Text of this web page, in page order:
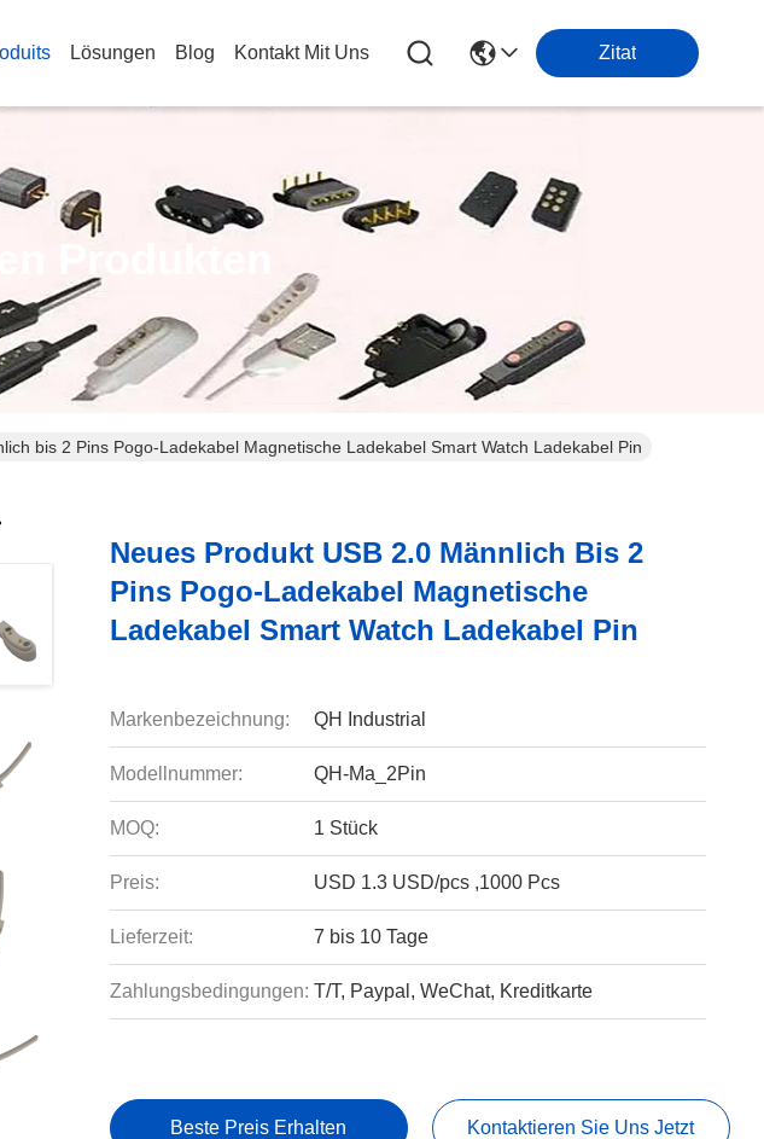
Lösungen Blog Kontakt Mit Uns Zitat
Produkten
bis 2 Pins Pogo-Ladekabel Magnetische Ladekabel Smart Watch Ladekabel Pin
Neues Produkt USB 2.0 Männlich Bis 2
Pins Pogo-Ladekabel Magnetische
Ladekabel Smart Watch Ladekabel Pin
Markenbezeichnung: QH Industrial
Modellnummer: QH-Ma_2Pin
MOQ: 1 Stück
Preis: USD 1.3 USD/pcs ,1000 Pcs
Lieferzeit: 7 bis 10 Tage
Zahlungsbedingungen: T/T, Paypal, WeChat, Kreditkarte
Beste Preis Erhalten Kontaktieren Sie Uns Jetzt